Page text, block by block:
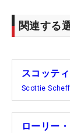
関連する
スコッテ
Scottie
ローリー